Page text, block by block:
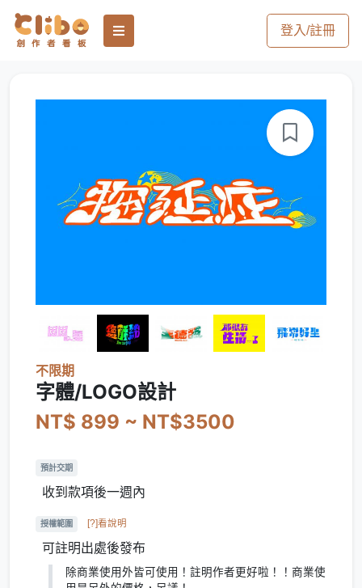
登入/註冊
不限期
字體/LOGO設計
NT$ 899 ~ NT$3500
預計交期
收到款項後一週內
授權範圍 [?]看說明
可註明出處後發布
除商業使用外皆可使用！註明作者更好啦！！商業使